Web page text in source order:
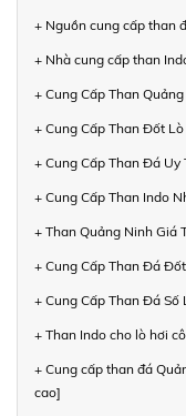
+ Nguồn cung cấp than
+ Nhà cung cấp than
+ Cung Cấp Than
+ Cung Cấp Than Đốt
+ Cung Cấp Than Đá Uy
+ Cung Cấp Than Indo
+ Than Quảng Ninh Giá
+ Cung Cấp Than Đá
+ Cung Cấp Than Đá Số
+ Than Indo cho lò hơi
+ Cung cấp than đá
cao]